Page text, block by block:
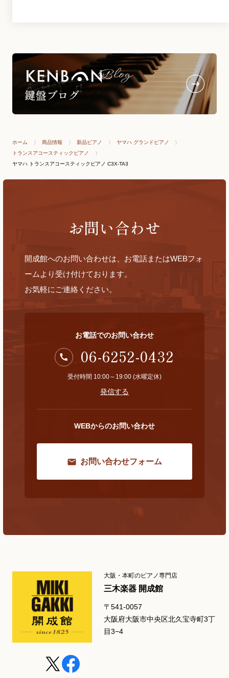
ホーム 商品情報 新品ピアノ
ヤマハ グランドピアノ
トランスアコースティックピアノ
ヤマハ トランスアコースティックピアノ C3X-TA3
お問い合わせ
開成館へのお問い合わせは、お電話またはWEBフォ
ームより受け付けております。
お気軽にご連絡ください。
お電話でのお問い合わせ
06-6252-0432
受付時間 10:00～19:00 (水曜定休)
発信する
WEBからのお問い合わせ
お問い合わせフォーム
大阪・本町のピアノ専門店
三木楽器 開成館
〒541-0057
大阪府大阪市中央区北久宝寺町3丁
目3−4